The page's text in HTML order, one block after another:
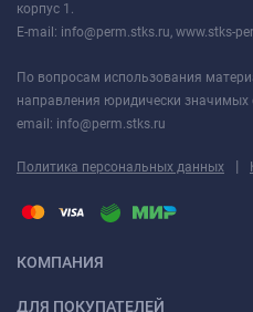
корпус 1.
E-mail: info@perm.stks.ru, www.stks-
По вопросам использования
направления юридически
email: info@perm.stks.ru
Политика персональных данных |
КОМПАНИЯ
ДЛЯ ПОКУПАТЕЛЕЙ